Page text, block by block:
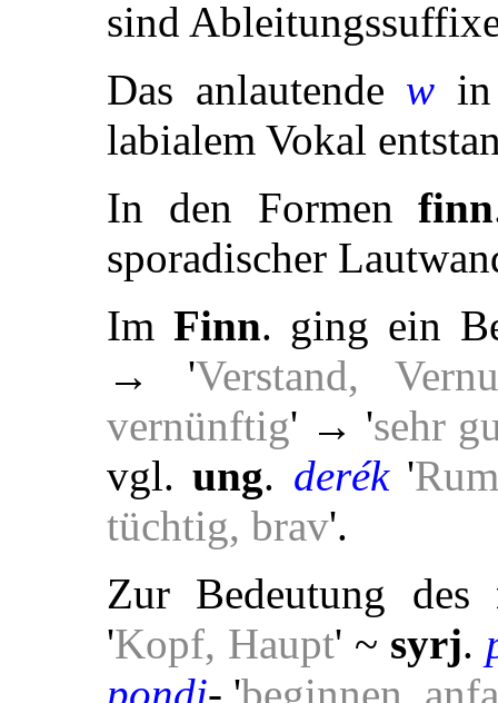
sind
Das anlautende w
labialem Vokal
In den Formenfinn
sporadischer
Im Finn. ging ein
→ 'Verstand,
vernünftig' → 'sehr
vgl.ung. derék'
tüchtig, brav'.
Zur Bedeutung des
'Kopf, Haupt' ~ syrj.